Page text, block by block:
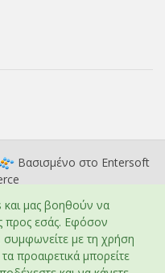
Βασισμένο στο Entersoft
και μας βοηθούν να
προς εσάς. Εφόσον
συμφωνείτε με τη χρήση
προαιρετικά μπορείτε